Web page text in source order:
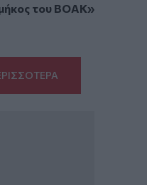
του ΒΟΑΚ»